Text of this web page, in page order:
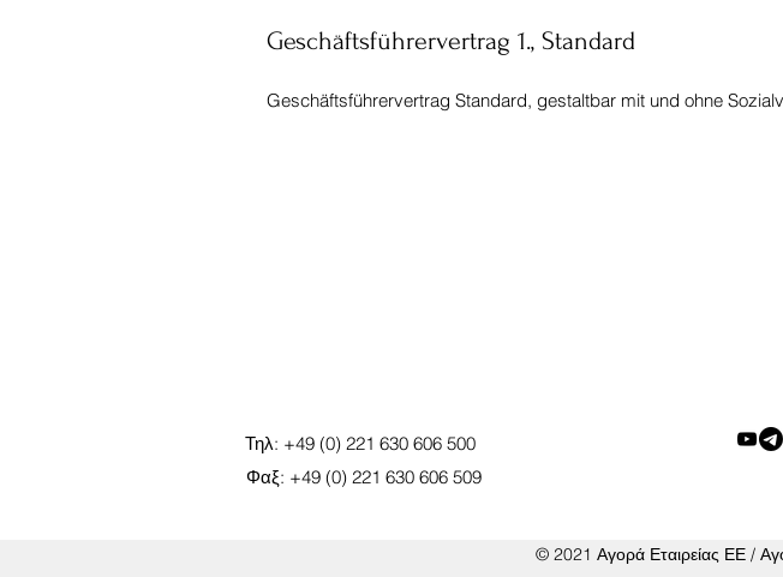
Geschäftsführervertrag 1., Standard
Geschäftsführervertrag Standard, gestaltbar mit und ohne
Τηλ: +49 (0) 221 630 606 500
Φαξ: +49 (0) 221 630 606 509
© 2021 Αγορά Εταιρείας ΕΕ /